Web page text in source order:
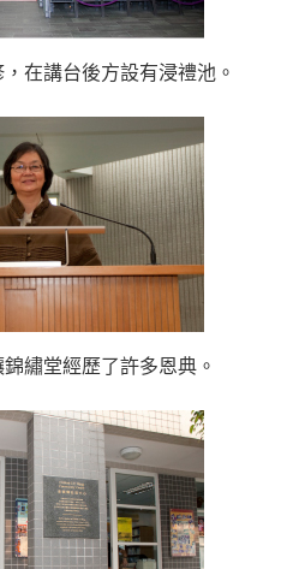
在講台後方設有浸禮池。
繡堂經歷了許多恩典。